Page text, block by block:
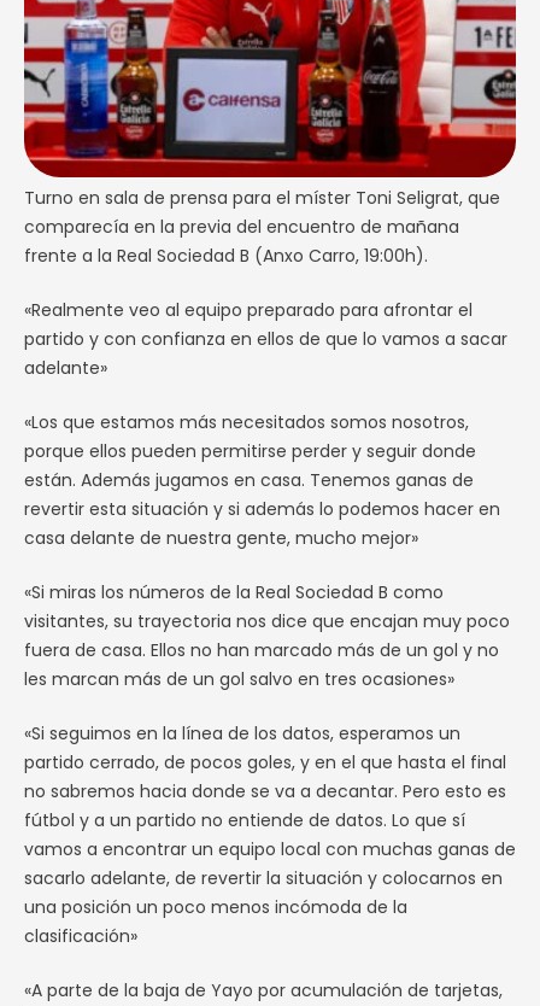
Turno en sala de prensa para el míster Toni Seligrat, que
comparecía en la previa del encuentro de mañana
frente a la Real Sociedad B (Anxo Carro, 19:00h).
«Realmente veo al equipo preparado para afrontar el
partido y con confianza en ellos de que lo vamos a sacar
adelante»
«Los que estamos más necesitados somos nosotros,
porque ellos pueden permitirse perder y seguir donde
están. Además jugamos en casa. Tenemos ganas de
revertir esta situación y si además lo podemos hacer en
casa delante de nuestra gente, mucho mejor»
«Si miras los números de la Real Sociedad B como
visitantes, su trayectoria nos dice que encajan muy poco
fuera de casa. Ellos no han marcado más de un gol y no
les marcan más de un gol salvo en tres ocasiones»
«Si seguimos en la línea de los datos, esperamos un
partido cerrado, de pocos goles, y en el que hasta el final
no sabremos hacia donde se va a decantar. Pero esto es
fútbol y a un partido no entiende de datos. Lo que sí
vamos a encontrar un equipo local con muchas ganas de
sacarlo adelante, de revertir la situación y colocarnos en
una posición un poco menos incómoda de la
clasificación»
«A parte de la baja de Yayo por acumulación de tarjetas,